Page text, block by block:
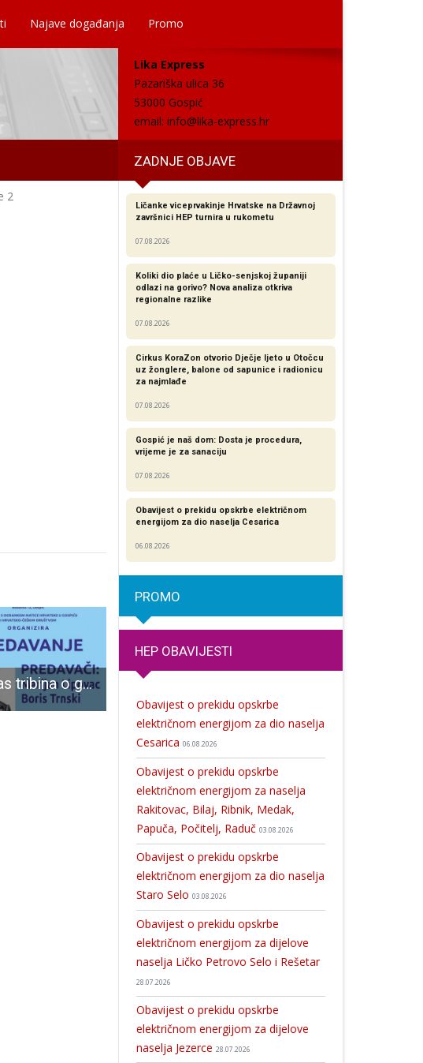
Najave događanja Promo
Lika Express
Pazariška ulica 36
53000 Gospić
email: info@lika-express.hr
ZADNJE OBJAVE
2
Večeras tribina o gospićkom generalu koji je osvojio BiH-a
Ličanke viceprvakinje Hrvatske na Državnoj
završnici HEP turnira u rukometu
07.08.2026
Koliki dio plaće u Ličko-senjskoj županiji
odlazi na gorivo? Nova analiza otkriva
regionalne razlike​
07.08.2026
Cirkus KoraZon otvorio Dječje ljeto u Otočcu
uz žonglere, balone od sapunice i radionicu
za najmlađe
07.08.2026
Gospić je naš dom: Dosta je procedura,
vrijeme je za sanaciju
07.08.2026
Obavijest o prekidu opskrbe električnom
energijom za dio naselja Cesarica
06.08.2026
PROMO
HEP OBAVIJESTI
Obavijest o prekidu opskrbe
električnom energijom za dio naselja
Cesarica 06.08.2026
Obavijest o prekidu opskrbe
električnom energijom za naselja
Rakitovac, Bilaj, Ribnik, Medak,
Papuča, Počitelj, Raduč 03.08.2026
Obavijest o prekidu opskrbe
električnom energijom za dio naselja
Staro Selo 03.08.2026
Obavijest o prekidu opskrbe
električnom energijom za dijelove
naselja Ličko Petrovo Selo i Rešetar
28.07.2026
Obavijest o prekidu opskrbe
električnom energijom za dijelove
naselja Jezerce 28.07.2026